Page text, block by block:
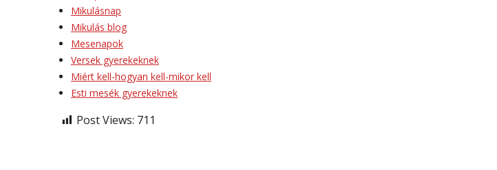
Mikulásnap
Mikulás blog
Mesenapok
Versek gyerekeknek
Miért kell-hogyan kell-mikor kell
Esti mesék gyerekeknek
Post Views: 711